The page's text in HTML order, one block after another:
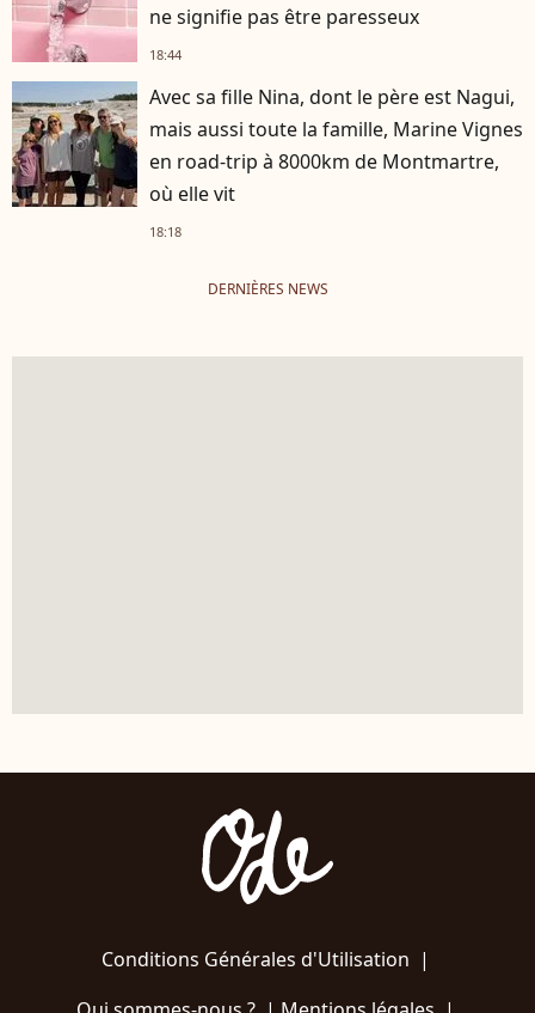
ne signifie pas être paresseux
18:44
Avec sa fille Nina, dont le père est Nagui,
mais aussi toute la famille, Marine Vignes
en road-trip à 8000km de Montmartre,
où elle vit
18:18
DERNIÈRES NEWS
Conditions Générales d'Utilisation |